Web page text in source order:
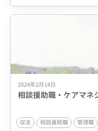
2024年2月14日
相談援助職・ケアマネ
収支 相談援助職 管理職